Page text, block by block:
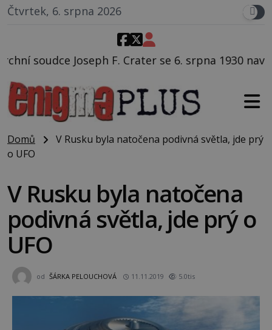
Čtvrtek, 6. srpna 2026
F. Crater se 6. srpna 1930 navečeří ve své
Domů
V Rusku byla natočena podivná světla, jde prý
o UFO
V Rusku byla natočena
podivná světla, jde prý o
UFO
od ŠÁRKA PELOUCHOVÁ 11.11.2019 5.0tis